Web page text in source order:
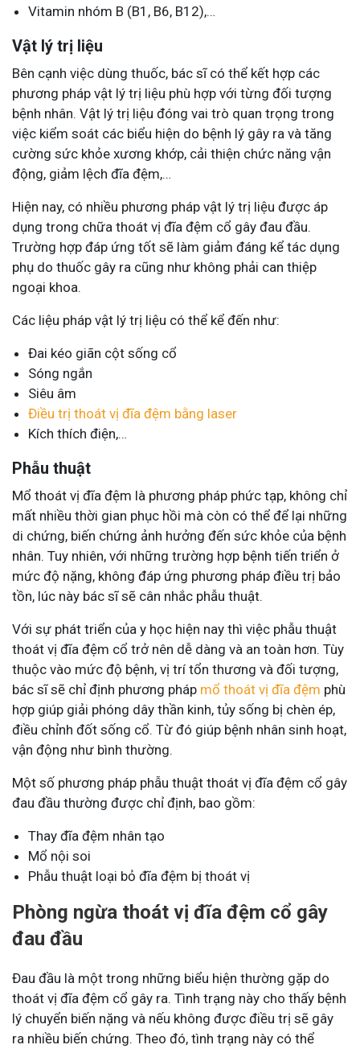
Vitamin nhóm B (B1, B6, B12),…
Vật lý trị liệu
Bên cạnh việc dùng thuốc, bác sĩ có thể kết hợp các
phương pháp vật lý trị liệu phù hợp với từng đối tượng
bệnh nhân. Vật lý trị liệu đóng vai trò quan trọng trong
việc kiểm soát các biểu hiện do bệnh lý gây ra và tăng
cường sức khỏe xương khớp, cải thiện chức năng vận
động, giảm lệch đĩa đệm,…
Hiện nay, có nhiều phương pháp vật lý trị liệu được áp
dụng trong chữa thoát vị đĩa đệm cổ gây đau đầu.
Trường hợp đáp ứng tốt sẽ làm giảm đáng kể tác dụng
phụ do thuốc gây ra cũng như không phải can thiệp
ngoại khoa.
Các liệu pháp vật lý trị liệu có thể kể đến như:
Đai kéo giãn cột sống cổ
Sóng ngắn
Siêu âm
Điều trị thoát vị đĩa đệm bằng laser
Kích thích điện,…
Phẫu thuật
Mổ thoát vị đĩa đệm là phương pháp phức tạp, không chỉ
mất nhiều thời gian phục hồi mà còn có thể để lại những
di chứng, biến chứng ảnh hưởng đến sức khỏe của bệnh
nhân. Tuy nhiên, với những trường hợp bệnh tiến triển ở
mức độ nặng, không đáp ứng phương pháp điều trị bảo
tồn, lúc này bác sĩ sẽ cân nhắc phẫu thuật.
Với sự phát triển của y học hiện nay thì việc phẫu thuật
thoát vị đĩa đệm cổ trở nên dễ dàng và an toàn hơn. Tùy
thuộc vào mức độ bệnh, vị trí tổn thương và đối tượng,
bác sĩ sẽ chỉ định phương pháp mổ thoát vị đĩa đệm phù
hợp giúp giải phóng dây thần kinh, tủy sống bị chèn ép,
điều chỉnh đốt sống cổ. Từ đó giúp bệnh nhân sinh hoạt,
vận động như bình thường.
Một số phương pháp phẫu thuật thoát vị đĩa đệm cổ gây
đau đầu thường được chỉ định, bao gồm:
Thay đĩa đệm nhân tạo
Mổ nội soi
Phẫu thuật loại bỏ đĩa đệm bị thoát vị
Phòng ngừa thoát vị đĩa đệm cổ gây
đau đầu
Đau đầu là một trong những biểu hiện thường gặp do
thoát vị đĩa đệm cổ gây ra. Tình trạng này cho thấy bệnh
lý chuyển biến nặng và nếu không được điều trị sẽ gây
ra nhiều biến chứng. Theo đó, tình trạng này có thể